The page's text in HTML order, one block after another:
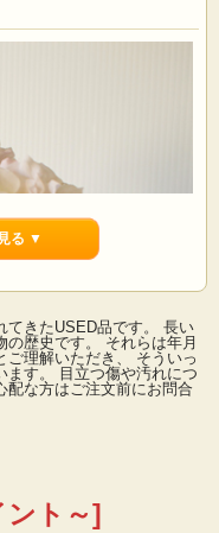
る ▼
てきたUSED品です。 長い
歴史です。 それらは年月
ご理解いただき、 そういっ
ます。 目立つ傷や汚れにつ
配な方はご注文前にお問合
ト～]